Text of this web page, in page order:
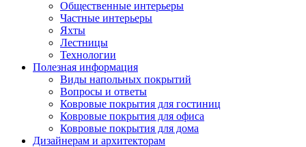
Общественные интерьеры
Частные интерьеры
Яхты
Лестницы
Технологии
Полезная информация
Виды напольных покрытий
Вопросы и ответы
Ковровые покрытия для гостиниц
Ковровые покрытия для офиса
Ковровые покрытия для дома
Дизайнерам и архитекторам